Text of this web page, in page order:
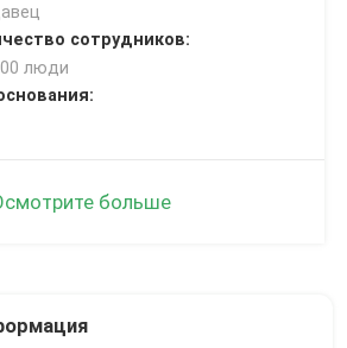
сотрудников:
люди
больше